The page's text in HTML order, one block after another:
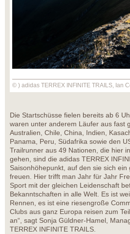
© ) adidas TERREX INFINITE TRAILS, Ian
Die Startschüsse fielen bereits ab 6
waren unter anderem Läufer aus fast
Australien, Chile, China, Indien,
Panama, Peru, Südafrika sowie den
Trailrunner aus 49 Nationen, die hier
gehen, sind die adidas TERREX
Saisonhöhepunkt, auf den sie sich ein
freuen. Hier trifft man Jahr für Jahr
Sport mit der gleichen Leidenschaft
Bekanntschaften in alle Welt. Es ist
Rennen, es ist eine riesengroße
Clubs aus ganz Europa reisen zum
an“, sagt Sonja Güldner-Hamel,
TERREX INFINITE TRAILS.